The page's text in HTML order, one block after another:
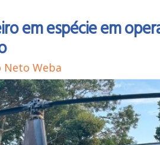
em espécie em
Neto Weba